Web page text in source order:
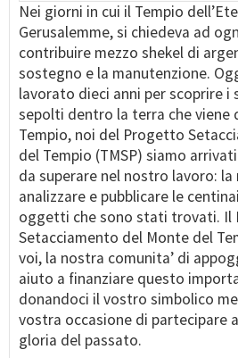
Nei giorni in cui il Tempio
Gerusalemme, si chiedeva ad
contribuire mezzo shekel di
sostegno e la manutenzione.
lavorato dieci anni per scoprire i
sepolti dentro la terra che viene
Tempio, noi del Progetto
del Tempio (TMSP) siamo
da superare nel nostro lavoro: la
analizzare e pubblicare le
oggetti che sono stati trovati. Il
Setacciamento del Monte del
voi, la nostra comunita’ di
aiuto a finanziare questo
donandoci il vostro simbolico
vostra occasione di partecipare
gloria del passato.